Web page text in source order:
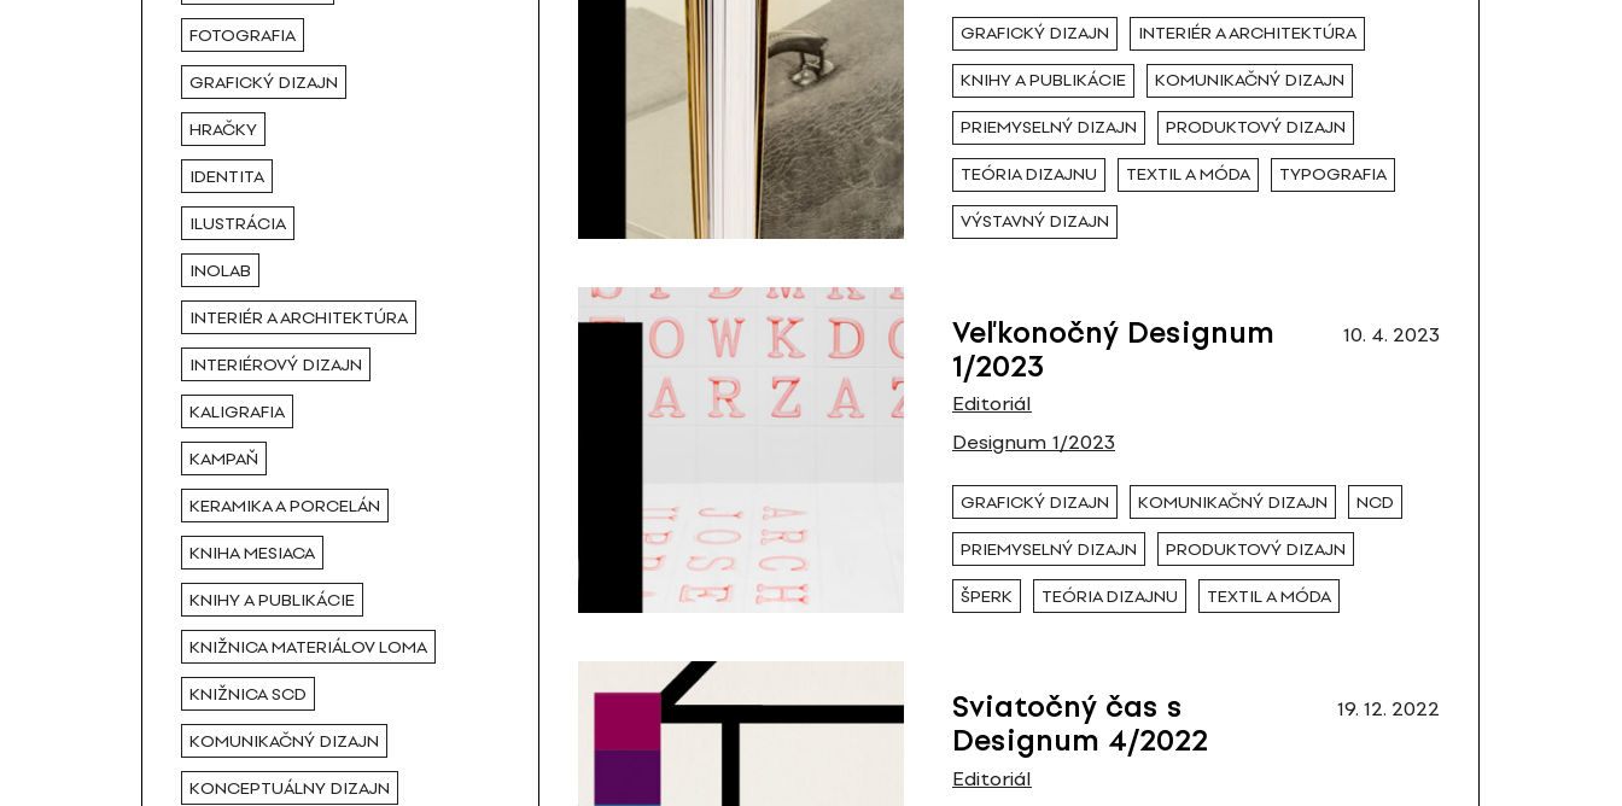
FOTOGRAFIA
GRAFICKÝ DIZAJN
HRAČKY
IDENTITA
ILUSTRÁCIA
INOLAB
INTERIÉR A ARCHITEKTÚRA
INTERIÉROVÝ DIZAJN
KALIGRAFIA
KAMPAŇ
KERAMIKA A PORCELÁN
KNIHA MESIACA
KNIHY A PUBLIKÁCIE
KNIŽNICA MATERIÁLOV LOMA
KNIŽNICA SCD
KOMUNIKAČNÝ DIZAJN
KONCEPTUÁLNY DIZAJN
GRAFICKÝ DIZAJN INTERIÉR A ARCHITEKTÚRA
KNIHY A PUBLIKÁCIE KOMUNIKAČNÝ DIZAJN
PRIEMYSELNÝ DIZAJN PRODUKTOVÝ DIZAJN
TEÓRIA DIZAJNU TEXTIL A MÓDA TYPOGRAFIA
VÝSTAVNÝ DIZAJN
Veľkonočný Designum
1/2023
Editoriál
Designum 1/2023
10. 4. 2023
GRAFICKÝ DIZAJN KOMUNIKAČNÝ DIZAJN NCD
PRIEMYSELNÝ DIZAJN PRODUKTOVÝ DIZAJN
ŠPERK TEÓRIA DIZAJNU TEXTIL A MÓDA
Sviatočný čas s
Designum 4/2022
Editoriál
19. 12. 2022